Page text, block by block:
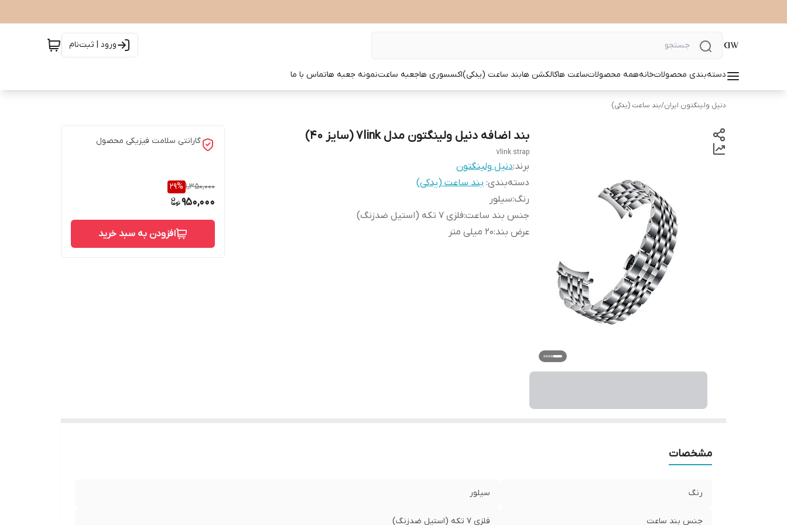
ورود | ثبت‌نام
دسته‌بندی محصولاتخانههمه محصولاتساعت هاکالکشن هابند ساعت (یدکی)اکسسوری هاجعبه ساعتنمونه جعبه هاتماس با ما
دنیل ولینگتون ایران/بند ساعت (یدکی)
بند اضافه دنیل ولینگتون مدل 7link (سایز 40)
7link strap
برند:دنیل ولینگتون
دسته‌بندی: بند ساعت (یدکی)
رنگ:سیلور
جنس بند ساعت:فلزی 7 تکه (استیل ضدزنگ)
عرض بند:20 میلی متر
گارانتی سلامت فیزیکی محصول
1,350,000
29%
950,000
افزودن به سبد خرید
مشخصات
رنگ سیلور
جنس بند ساعت فلزی 7 تکه (استیل ضدزنگ)